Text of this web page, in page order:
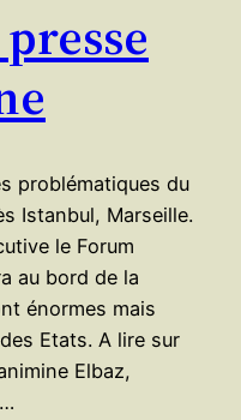
problématiques du
Istanbul, Marseille.
le Forum
au bord de la
énormes mais
Etats. A lire sur
Elbaz,